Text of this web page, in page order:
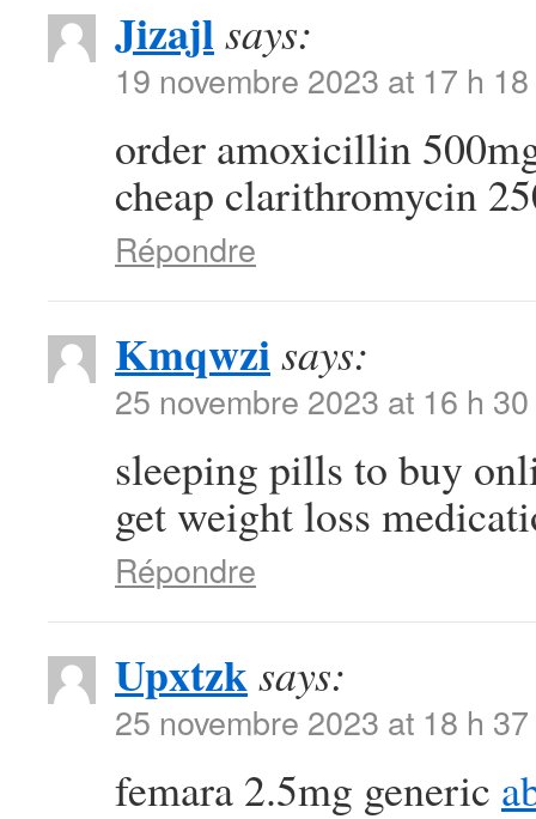
Jizajlsays:
19 novembre 2023 at 17 h
order amoxicillin
cheap clarithromycin
Répondre
Kmqwzisays:
25 novembre 2023 at 16 h
sleeping pills to buy
get weight loss
Répondre
Upxtzksays:
25 novembre 2023 at 18 h
femara 2.5mg generic